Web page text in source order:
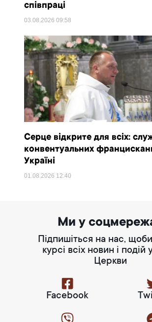
співпраці
03.08.202609:58
Серце відкрите для всіх:
конвентуальних
Україні
01.08.2026 12:40
Ми у
Підпишіться на нас,
курсі всіх новин і подій
Церкви
Facebook